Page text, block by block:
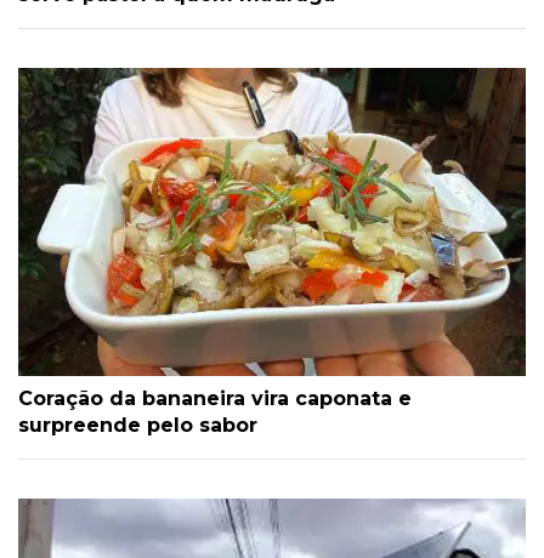
Coração da bananeira vira caponata e
surpreende pelo sabor